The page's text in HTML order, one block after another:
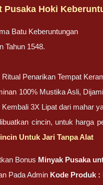
Pusaka Hoki
Batu Keberuntungan
Tahun 1548.
Penarikan Tempat
100% Mustika Asli,
3X Lipat dari mahar
cincin, untuk harga
Untuk Jari Tanpa Alat
Bonus Minyak Pusaka
Pada Admin Kode Produk :